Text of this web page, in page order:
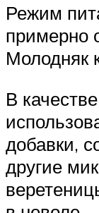
Режим
примерно
Молодняк
В
добавки,
другие